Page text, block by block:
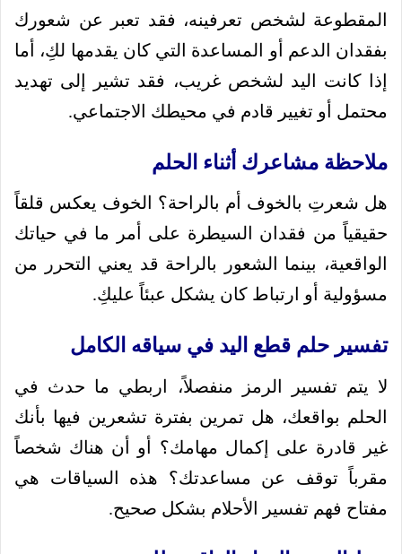
المقطوعة لشخص تعرفينه، فقد تعبر عن شعورك
بفقدان الدعم أو المساعدة التي كان يقدمها لكِ، أما
إذا كانت اليد لشخص غريب، فقد تشير إلى تهديد
محتمل أو تغيير قادم في محيطك الاجتماعي.
ملاحظة مشاعرك أثناء الحلم
هل شعرتِ بالخوف أم بالراحة؟ الخوف يعكس قلقاً
حقيقياً من فقدان السيطرة على أمر ما في حياتك
الواقعية، بينما الشعور بالراحة قد يعني التحرر من
مسؤولية أو ارتباط كان يشكل عبئاً عليكِ.
تفسير حلم قطع اليد في سياقه الكامل
لا يتم تفسير الرمز منفصلاً، اربطي ما حدث في
الحلم بواقعك، هل تمرين بفترة تشعرين فيها بأنك
غير قادرة على إكمال مهامك؟ أو أن هناك شخصاً
مقرباً توقف عن مساعدتك؟ هذه السياقات هي
مفتاح فهم تفسير الأحلام بشكل صحيح.